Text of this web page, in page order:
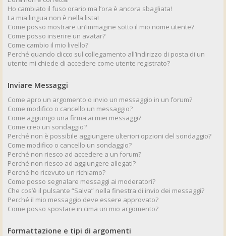
Ho cambiato il fuso orario ma l’ora è ancora sbagliata!
La mia lingua non è nella lista!
Come posso mostrare un’immagine sotto il mio nome utente?
Come posso inserire un avatar?
Come cambio il mio livello?
Perché quando clicco sul collegamento all’indirizzo di posta di un
utente mi chiede di accedere come utente registrato?
Inviare Messaggi
Come apro un argomento o invio un messaggio in un forum?
Come modifico o cancello un messaggio?
Come aggiungo una firma ai miei messaggi?
Come creo un sondaggio?
Perché non è possibile aggiungere ulteriori opzioni del sondaggio?
Come modifico o cancello un sondaggio?
Perché non riesco ad accedere a un forum?
Perché non riesco ad aggiungere allegati?
Perché ho ricevuto un richiamo?
Come posso segnalare messaggi ai moderatori?
Che cos’è il pulsante “Salva” nella finestra di invio dei messaggi?
Perché il mio messaggio deve essere approvato?
Come posso spostare in cima un mio argomento?
Formattazione e tipi di argomenti